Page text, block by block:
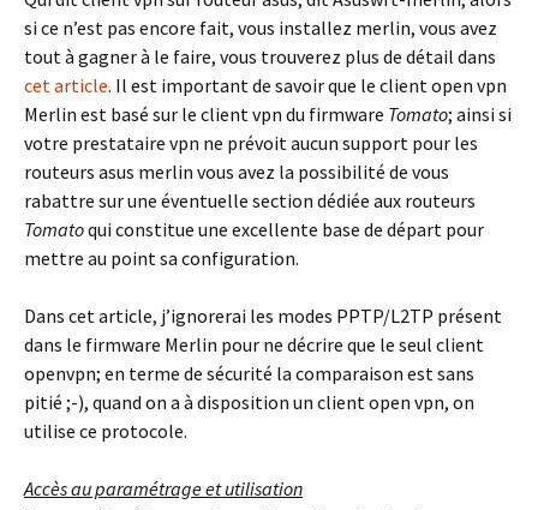
si ce n’est pas encore fait, vous installez merlin, vous avez
tout à gagner à le faire, vous trouverez plus de détail dans
cet article. Il est important de savoir que le client open vpn
Merlin est basé sur le client vpn du firmware Tomato; ainsi si
votre prestataire vpn ne prévoit aucun support pour les
routeurs asus merlin vous avez la possibilité de vous
rabattre sur une éventuelle section dédiée aux routeurs
Tomatoqui constitue une excellente base de départ pour
mettre au point sa configuration.
Dans cet article, j’ignorerai les modes PPTP/L2TP présent
dans le firmware Merlin pour ne décrire que le seul client
openvpn; en terme de sécurité la comparaison est sans
pitié ;-), quand on a à disposition un client open vpn, on
utilise ce protocole.
Accès au paramétrage et utilisation